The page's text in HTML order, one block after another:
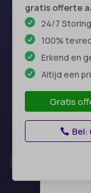
gratis offerte
24/7
100%
Erkend en
Altijd een
Gratis
Bel: